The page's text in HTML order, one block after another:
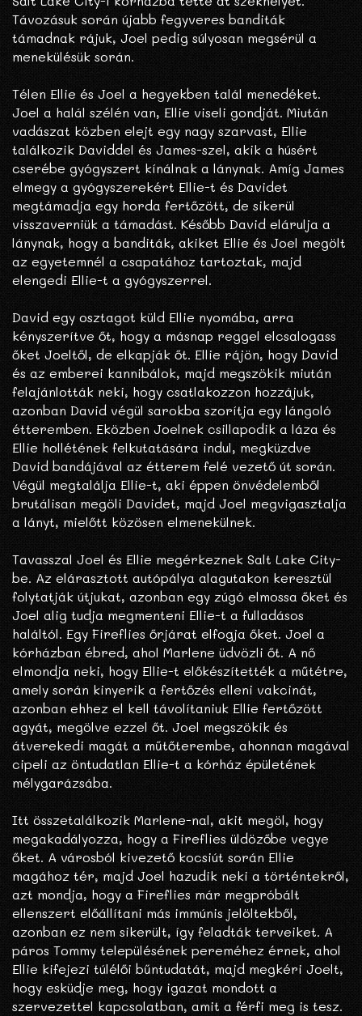
Távozásuk során újabb fegyveres banditák
támadnak rájuk, Joel pedig súlyosan megsérül a
menekülésük során.
Télen Ellie és Joel a hegyekben talál menedéket.
Joel a halál szélén van, Ellie viseli gondját. Miután
vadászat közben elejt egy nagy szarvast, Ellie
találkozik Daviddel és James-szel, akik a húsért
cserébe gyógyszert kínálnak a lánynak. Amíg James
elmegy a gyógyszerekért Ellie-t és Davidet
megtámadja egy horda fertőzött, de sikerül
visszaverniük a támadást. Később David elárulja a
lánynak, hogy a banditák, akiket Ellie és Joel megölt
az egyetemnél a csapatához tartoztak, majd
elengedi Ellie-t a gyógyszerrel.
David egy osztagot küld Ellie nyomába, arra
kényszerítve őt, hogy a másnap reggel elcsalogass
őket Joeltől, de elkapják őt. Ellie rájön, hogy David
és az emberei kannibálok, majd megszökik miután
felajánlották neki, hogy csatlakozzon hozzájuk,
azonban David végül sarokba szorítja egy lángoló
étteremben. Eközben Joelnek csillapodik a láza és
Ellie hollétének felkutatására indul, megküzdve
David bandájával az étterem felé vezető út során.
Végül megtalálja Ellie-t, aki éppen önvédelemből
brutálisan megöli Davidet, majd Joel megvigasztalja
a lányt, mielőtt közösen elmenekülnek.
Tavasszal Joel és Ellie megérkeznek Salt Lake City-
be. Az elárasztott autópálya alagutakon keresztül
folytatják útjukat, azonban egy zúgó elmossa őket és
Joel alig tudja megmenteni Ellie-t a fulladásos
haláltól. Egy Fireflies őrjárat elfogja őket. Joel a
kórházban ébred, ahol Marlene üdvözli őt. A nő
elmondja neki, hogy Ellie-t előkészítették a műtétre,
amely során kinyerik a fertőzés elleni vakcinát,
azonban ehhez el kell távolítaniuk Ellie fertőzött
agyát, megölve ezzel őt. Joel megszökik és
átverekedi magát a műtőterembe, ahonnan magával
cipeli az öntudatlan Ellie-t a kórház épületének
mélygarázsába.
Itt összetalálkozik Marlene-nal, akit megöl, hogy
megakadályozza, hogy a Fireflies üldözőbe vegye
őket. A városból kivezető kocsiút során Ellie
magához tér, majd Joel hazudik neki a történtekről,
azt mondja, hogy a Fireflies már megpróbált
ellenszert előállítani más immúnis jelöltekből,
azonban ez nem sikerült, így feladták terveiket. A
páros Tommy településének pereméhez érnek, ahol
Ellie kifejezi túlélői bűntudatát, majd megkéri Joelt,
hogy esküdje meg, hogy igazat mondott a
szervezettel kapcsolatban, amit a férfi meg is tesz.